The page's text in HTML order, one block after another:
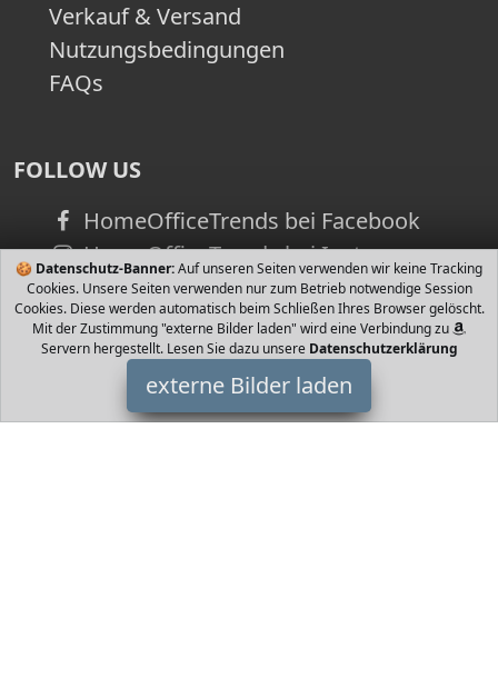
🍪 Datenschutz-Banner:Auf unseren Seiten verwenden wir keine Tracking
Cookies. Unsere Seiten verwenden nur zum Betrieb notwendige Session
Cookies. Diese werden automatisch beim Schließen Ihres Browser gelöscht.
Mit der Zustimmung "externe Bilder laden" wird eine Verbindung zu
Servern hergestellt. Lesen Sie dazu unsere Datenschutzerklärung
externe Bilder laden
Verkauf & Versand
Nutzungsbedingungen
FAQs
FOLLOW US
HomeOfficeTrends bei Facebook
HomeOfficeTrends bei Instagram